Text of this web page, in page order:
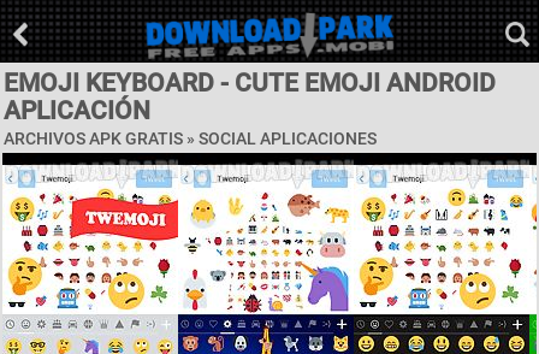
EMOJI KEYBOARD - CUTE EMOJI ANDROID
APLICACIÓN
ARCHIVOS APK GRATIS » SOCIAL APLICACIONES